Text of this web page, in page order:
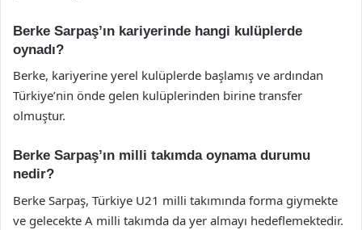
Berke Sarpaş’ın kariyerinde hangi kulüplerde
oynadı?
Berke, kariyerine yerel kulüplerde başlamış ve ardından
Türkiye’nin önde gelen kulüplerinden birine transfer
olmuştur.
Berke Sarpaş’ın milli takımda oynama durumu
nedir?
Berke Sarpaş, Türkiye U21 milli takımında forma giymekte
ve gelecekte A milli takımda da yer almayı hedeflemektedir.